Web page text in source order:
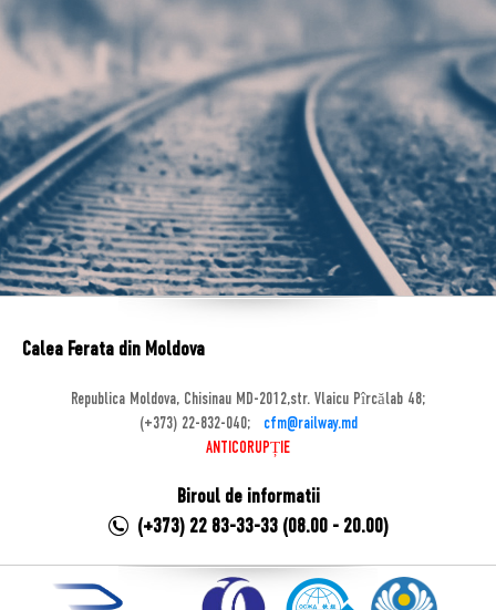
Calea Ferata din Moldova
Republica Moldova, Chisinau MD-2012,str. Vlaicu Pîrcălab 48;
(+373) 22-832-040;
cfm@railway.md
ANTICORUPȚIE
Biroul de informatii
(+373) 22 83-33-33 (08.00 - 20.00)